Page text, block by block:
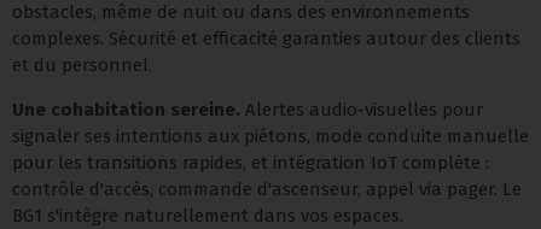
obstacles, même de nuit ou dans des environnements
complexes. Sécurité et efficacité garanties autour des clients
et du personnel.
Une cohabitation sereine. Alertes audio-visuelles pour
signaler ses intentions aux piétons, mode conduite manuelle
pour les transitions rapides, et intégration IoT complète :
contrôle d'accès, commande d'ascenseur, appel via pager. Le
BG1 s'intègre naturellement dans vos espaces.